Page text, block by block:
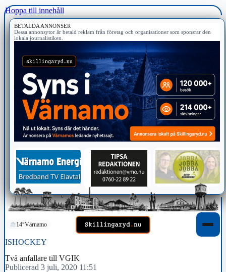
Hoppa till innehåll
BETALDA ANNONSER
Dessa annonsytor är betald reklam från företag och organisationer som sponsrar den
lokala journalistiken.
14°Värnamo
ISHOCKEY
Två anfallare till VGIK
Publicerad 3 juli, 2020 11:51